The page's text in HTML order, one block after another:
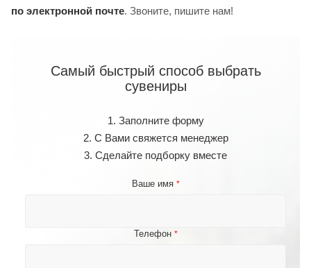
по электронной почте. Звоните, пишите нам!
Самый быстрый способ выбрать
сувениры
1. Заполните форму
2. С Вами свяжется менеджер
3. Сделайте подборку вместе
Ваше имя *
Телефон *